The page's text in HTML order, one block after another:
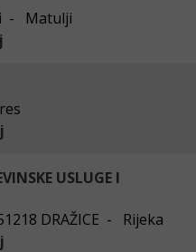
- Matulji
USLUGE I
DRAŽICE - Rijeka